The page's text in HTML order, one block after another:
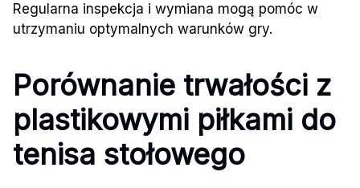
Regularna inspekcja i wymiana mogą pomóc w
utrzymaniu optymalnych warunków gry.
Porównanie trwałości z
plastikowymi piłkami do
tenisa stołowego